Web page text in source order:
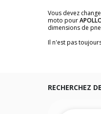
Vous devez
moto pour
dimensions de
Il n'est pas
Vous ne savez
facilement.
RECHERCHEZ